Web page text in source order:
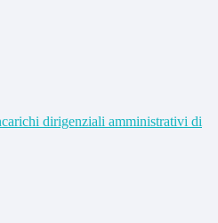
dirigenziali amministrativi di